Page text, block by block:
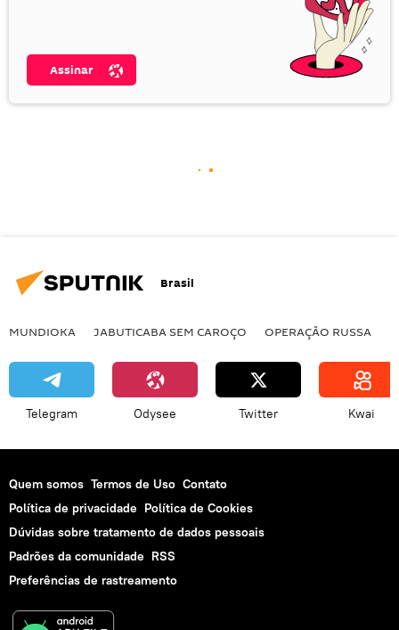
Assinar
Brasil
MUNDIOKA JABUTICABA SEM CAROÇO OPERAÇÃO RUSSA
Telegram Odysee Twitter Kwai
Quem somos Termos de Uso Contato
Política de privacidade Política de Cookies
Dúvidas sobre tratamento de dados pessoais
Padrões da comunidade RSS
Preferências de rastreamento